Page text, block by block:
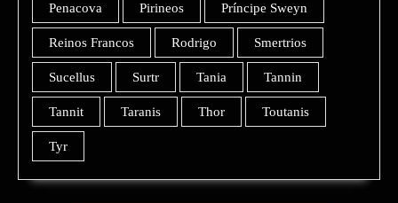
Penacova Pirineos Príncipe Sweyn
Reinos Francos Rodrigo Smertrios
Sucellus Surtr Tania Tannin
Tannit Taranis Thor Toutanis
Tyr